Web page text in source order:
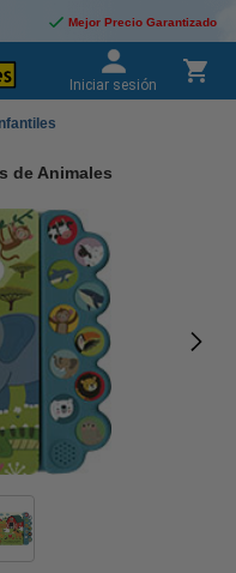
Mejor Precio Garantizado
Iniciar sesión
de Animales